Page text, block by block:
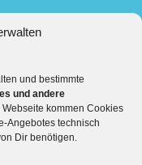
und bestimmte
und andere
Webseite kommen Cookies
Angebotes technisch
Dir benötigen.